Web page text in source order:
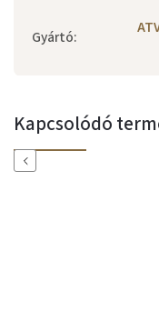
Gyártó:
Kapcsolódó
Previous